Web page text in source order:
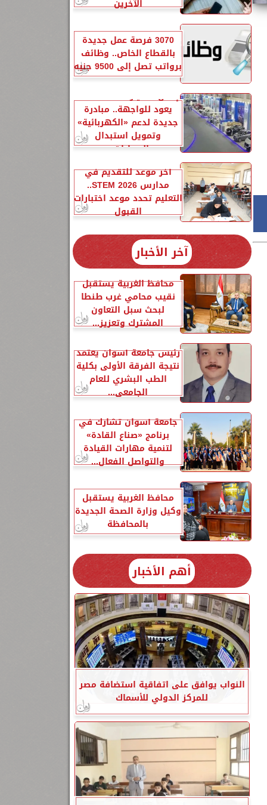
الآخرين
3070 فرصة عمل جديدة
بالقطاع الخاص.. وظائف
برواتب تصل إلى 9500 جنيه
إحلال السيارات المتهالكة
يعود للواجهة.. مبادرة
جديدة لدعم «الكهربائية»
وتمويل استبدال
السيارات...
آخر موعد للتقديم في
مدارس STEM 2026..
التعليم تحدد موعد اختبارات
القبول
آخر الأخبار
محافظ الغربية يستقبل
نقيب محامي غرب طنطا
لبحث سبل التعاون
المشترك وتعزيز...
رئيس جامعة أسوان يعتمد
نتيجة الفرقة الأولى بكلية
الطب البشري للعام
الجامعي...
جامعة أسوان تشارك في
برنامج «صناع القادة»
لتنمية مهارات القيادة
والتواصل الفعال...
محافظ الغربية يستقبل
وكيل وزارة الصحة الجديدة
بالمحافظة
أهم الأخبار
النواب يوافق على اتفاقية استضافة مصر
للمركز الدولي للأسماك